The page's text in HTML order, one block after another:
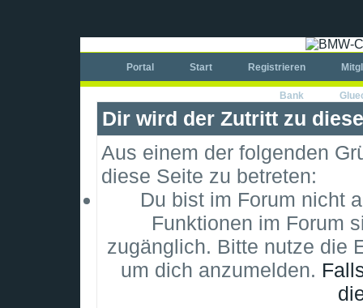
Portal Start Registrieren
Bank
Dir wird der Zutritt zu
Aus einem der folgenden
diese Seite zu betreten:
Du bist im Forum nicht
Funktionen im Forum
zugänglich. Bitte nutze die
um dich anzumelden.